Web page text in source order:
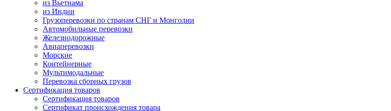
из Вьетнама
из Индии
Грузоперевозки по странам СНГ и Монголии
Автомобильные перевозки
Железнодорожные
Авиаперевозки
Морские
Контейнерные
Мультимодальные
Перевозка сборных грузов
Сертификация товаров
Сертификация товаров
Сертификат происхождения товара